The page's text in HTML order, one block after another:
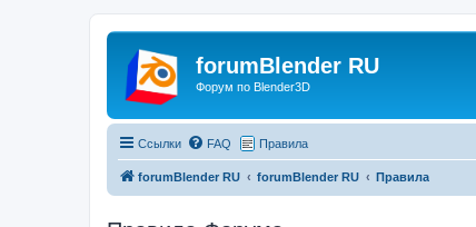
forumBlender RU
Форум по Blender3D
Ссылки FAQ Правила
forumBlender RU forumBlender RU Правила